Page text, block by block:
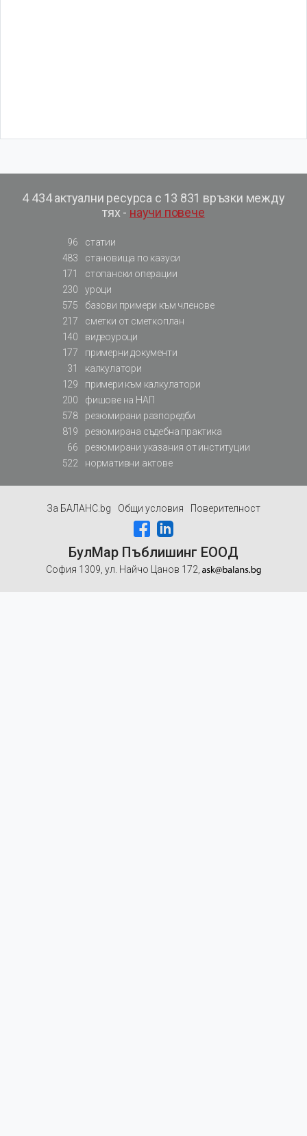
4 434 актуални ресурса с 13 831 връзки между
тях - научи повече
96
статии
483
становища по казуси
171
стопански операции
230
уроци
575
базови примери към членове
217
сметки от сметкоплан
140
видеоуроци
177
примерни документи
31
калкулатори
129
примери към калкулатори
200
фишове на НАП
578
резюмирани разпоредби
819
резюмирана съдебна практика
66
резюмирани указания от институции
522
нормативни актове
За БАЛАНС.bg Общи условия Поверителност
БулМар Пъблишинг ЕООД
София 1309, ул. Найчо Цанов 172,